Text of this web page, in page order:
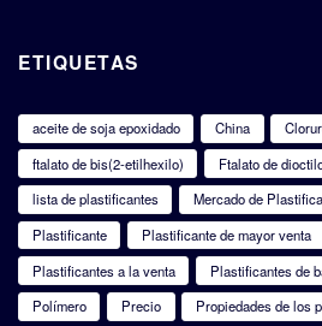
ETIQUETAS
aceite de soja epoxidado China
ftalato de bis(2-etilhexilo)
Ftalato de
lista de plastificantes
Mercado de
Plastificante
Plastificante de mayor venta
Plastificantes a la venta
Plastificantes de
Polímero
Precio
Propiedades de los